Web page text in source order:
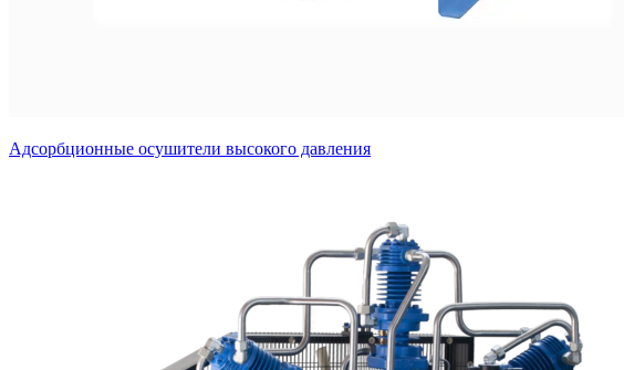
Адсорбционные осушители высокого давления